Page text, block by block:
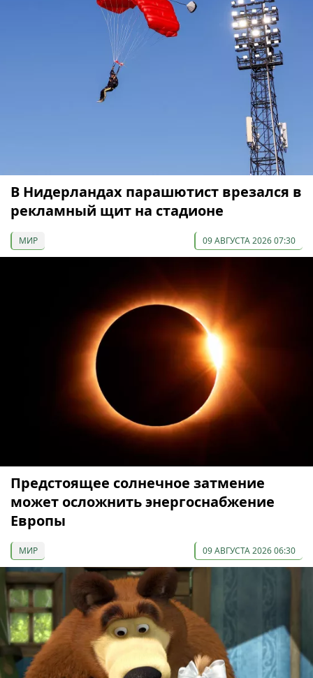
В Нидерландах парашютист врезался в
рекламный щит на стадионе
МИР 09 АВГУСТА 2026 07:30
Предстоящее солнечное затмение
может осложнить энергоснабжение
Европы
МИР 09 АВГУСТА 2026 06:30